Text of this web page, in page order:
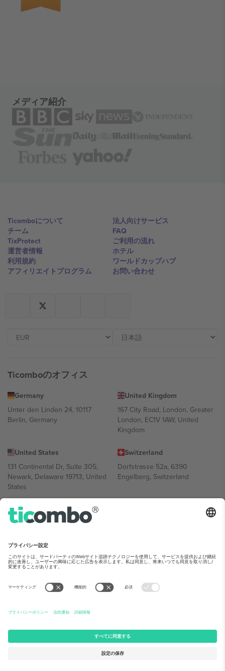
メディア紹介
Ticomboについて
チーム
TixProtect
運営者情報
利用規約
アフィリエイトプログラム
法人向けサービス
FAQ
ご利用の流れ
ホテル
ワールドカップハブ
お問い合わせ
Ticomboのオフィス
Germany
Unter den Linden 24, 10117
Berlin, Germany
United Kingdom
167 City Road, London, Greater
London, EC1V 1AW, United
Kingdom
United States
131 Continental Dr, Suite 305,
Newark, Delaware 19713, United
States
Switzerland
Dorfstrasse 52a, 6390
Engelberg, Switzerland
Bulgaria
Regus Sofia City West, bul
Bulgaria
Mexico
Av Chapultepec 360, Roma
Norte, Cuauhtémoc, 06700
Mexico
Platform provider legal entity might vary depending on location,
event and/or domain.詳細は各イベントページをご確認ください。,
© 2026 Ticombo. 無断転載を禁じます.